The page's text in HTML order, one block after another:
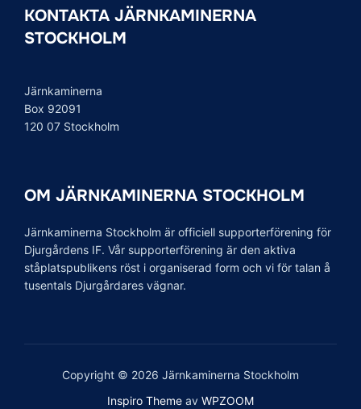
KONTAKTA JÄRNKAMINERNA
STOCKHOLM
Järnkaminerna
Box 92091
120 07 Stockholm
OM JÄRNKAMINERNA STOCKHOLM
Järnkaminerna Stockholm är officiell supporterförening för
Djurgårdens IF. Vår supporterförening är den aktiva
ståplatspublikens röst i organiserad form och vi för talan å
tusentals Djurgårdares vägnar.
Copyright © 2026 Järnkaminerna Stockholm
Inspiro Theme av WPZOOM